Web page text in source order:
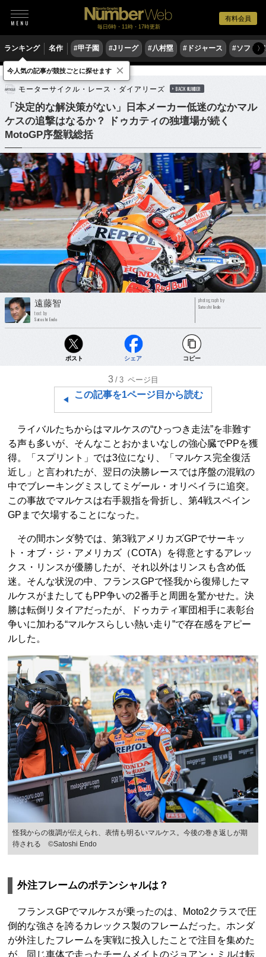
有料会員
毎日6時・11時・17時更新
ランキング 名作 #甲子園 #Jリーグ #八村塁 #ドジャース #ソフト〉
モータースポーツ MotoGP
モーターサイクル・レース・ダイアリーズ BACK NUMBER
「決定的な解決策がない」日本メーカー低迷のなかマル
ケスの追撃はなるか？ ドゥカティの独壇場が続く
MotoGP序盤戦総括
遠藤智
text by
Satoshi Endo
photograph by
Satoshi Endo
ポスト シェア コピー
3 /3 ページ目
この記事を1ページ目から読む
ライバルたちからはマルケスの“ひっつき走法”を非難す
る声も多いが、そんなことおかまいなしの強心臓でPPを獲
得。「スプリント」では3位になり、「マルケス完全復活
近し」と言われたが、翌日の決勝レースでは序盤の混戦の
中でブレーキングミスしてミゲール・オリベイラに追突。
この事故でマルケスは右手親指を骨折し、第4戦スペイン
GPまで欠場することになった。
その間ホンダ勢では、第3戦アメリカズGPでサーキッ
ト・オブ・ジ・アメリカズ（COTA）を得意とするアレッ
クス・リンスが優勝したが、それ以外はリンスも含め低
迷。そんな状況の中、フランスGPで怪我から復帰したマ
ルケスがまたしてもPP争いの2番手と周囲を驚かせた。決
勝は転倒リタイアだったが、ドゥカティ軍団相手に表彰台
争いに加わる“マルケスらしい熱い走り”で存在感をアピー
ルした。
怪我からの復調が伝えられ、表情も明るいマルケス。今後の巻き返しが期
待される ©Satoshi Endo
外注フレームのポテンシャルは？
フランスGPでマルケスが乗ったのは、Moto2クラスで圧
倒的な強さを誇るカレックス製のフレームだった。ホンダ
が外注したフレームを実戦に投入したことで注目を集めた
が、同じ車体で走ったチームメイトのジョアン・ミルは転
今人気の記事が競技ごとに探せます ×